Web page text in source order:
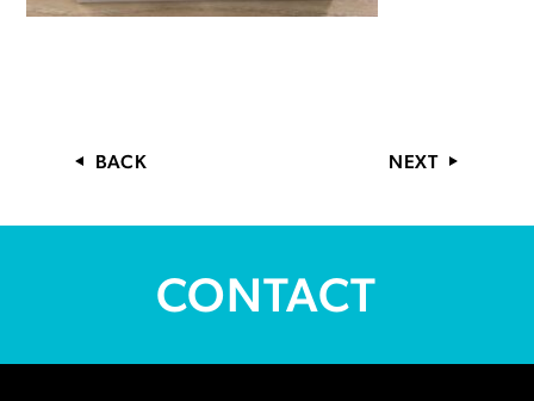
BACK NEXT
CONTACT